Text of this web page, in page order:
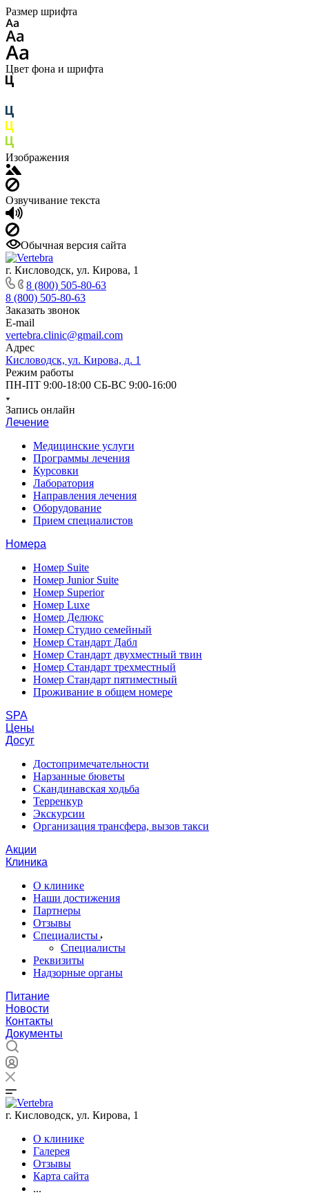
Размер шрифта
Цвет фона и шрифта
Изображения
Озвучивание текста
Обычная версия сайта
г. Кисловодск, ул. Кирова, 1
8 (800) 505-80-63
8 (800) 505-80-63
Заказать звонок
E-mail
vertebra.clinic@gmail.com
Адрес
Кисловодск, ул. Кирова, д. 1
Режим работы
ПН-ПТ 9:00-18:00 СБ-ВС 9:00-16:00
Запись онлайн
Лечение
Медицинские услуги
Программы лечения
Курсовки
Лаборатория
Направления лечения
Оборудование
Прием специалистов
Номера
Номер Suite
Номер Junior Suite
Номер Superior
Номер Luxe
Номер Делюкс
Номер Студио семейный
Номер Стандарт Дабл
Номер Стандарт двухместный твин
Номер Стандарт трехместный
Номер Стандарт пятиместный
Проживание в общем номере
SPA
Цены
Досуг
Достопримечательности
Нарзанные бюветы
Скандинавская ходьба
Терренкур
Экскурсии
Организация трансфера, вызов такси
Акции
Клиника
О клинике
Наши достижения
Партнеры
Отзывы
Специалисты
Специалисты
Реквизиты
Надзорные органы
Питание
Новости
Контакты
Документы
г. Кисловодск, ул. Кирова, 1
О клинике
Галерея
Отзывы
Карта сайта
...